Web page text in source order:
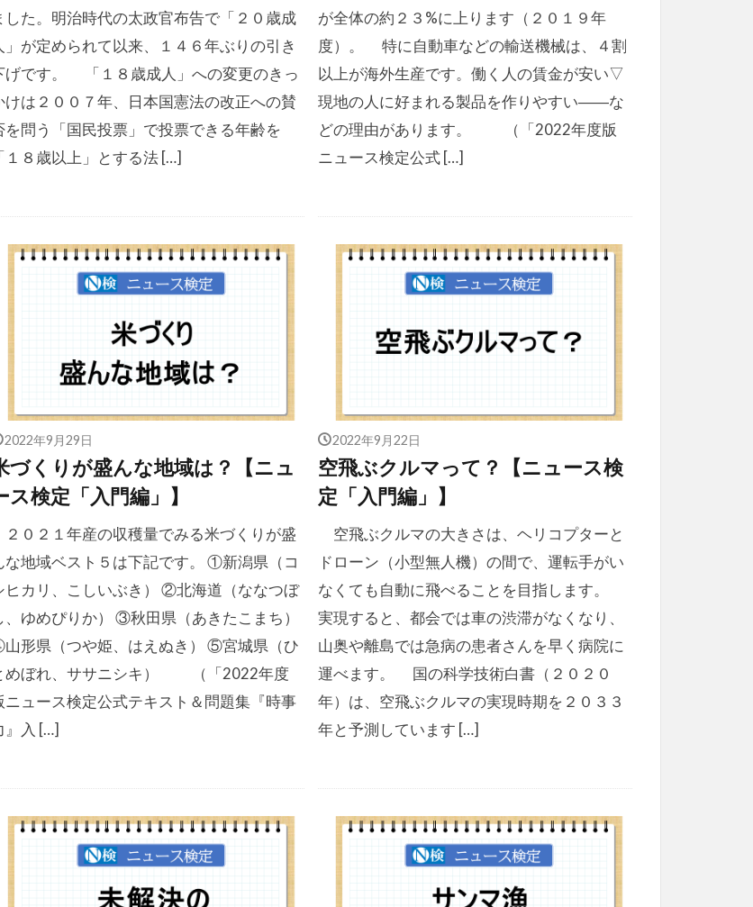
した。明治時代の太政官布告で「２０歳成
」が定められて以来、１４６年ぶりの引き
げです。 「１８歳成人」への変更のきっ
けは２００７年、日本国憲法の改正への賛
を問う「国民投票」で投票できる年齢を
「１８歳以上」とする法 […]
が全体の約２３%に上ります（２０１９年
度）。 特に自動車などの輸送機械は、４割
以上が海外生産です。働く人の賃金が安い▽
現地の人に好まれる製品を作りやすい――な
どの理由があります。 （「2022年度版
ニュース検定公式 […]
2022年9月29日
づくりが盛んな地域は？【ニュ
ス検定「入門編」】
２０２１年産の収穫量でみる米づくりが盛
な地域ベスト５は下記です。 ①新潟県（コ
ヒカリ、こしいぶき） ②北海道（ななつぼ
、ゆめぴりか） ③秋田県（あきたこまち）
形県（つや姫、はえぬき） ⑤宮城県（ひ
めぼれ、ササニシキ） （「2022年度
ニュース検定公式テキスト＆問題集『時事
』入 […]
2022年9月22日
空飛ぶクルマって？【ニュース検
定「入門編」】
空飛ぶクルマの大きさは、ヘリコプターと
ドローン（小型無人機）の間で、運転手がい
なくても自動に飛べることを目指します。
実現すると、都会では車の渋滞がなくなり、
山奥や離島では急病の患者さんを早く病院に
運べます。 国の科学技術白書（２０２０
年）は、空飛ぶクルマの実現時期を２０３３
年と予測しています […]